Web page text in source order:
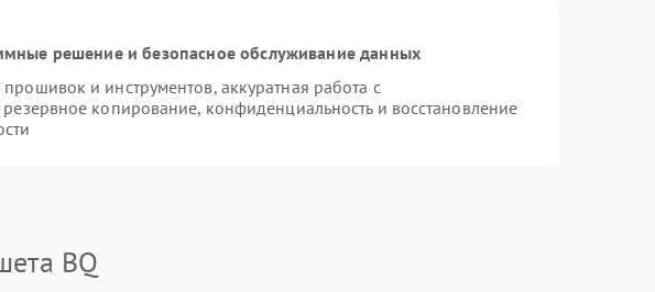
решение и безопасное обслуживание данных
и инструментов, аккуратная работа с
копирование, конфиденциальность и восстановление
BQ